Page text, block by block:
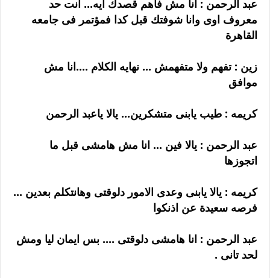
عبد الرحمن : انا مش فاهم قصدك ايه... انت حد
معروف اوى وانا شوفتك قبل كدا فمؤتمر فى جامعه
القاهرة
زين : تفهم ولا متفهمش ... نهايه الكلام ....انا مش
موافق
كريمه : طيب يابنى متشكرين... يالا ياعبد الرحمن
عبد الرحمن : يالا فين ... انا مش هامشى قبل ما
اتجوزها
كريمه : يالا يابنى وعدى الامور دلوقتى وهانتكلم بعدين ...
فرصه سعيدة عن اذنكوا
عبد الرحمن : انا هامشى دلوقتى .... بس ايمان ليا ومش
لحد تانى .